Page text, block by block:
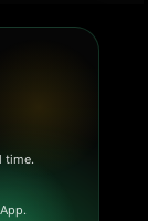
time.